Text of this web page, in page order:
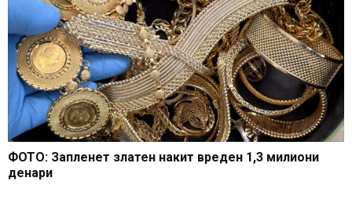
ФОТО: Запленет златен накит вреден 1,3 милиони
денари